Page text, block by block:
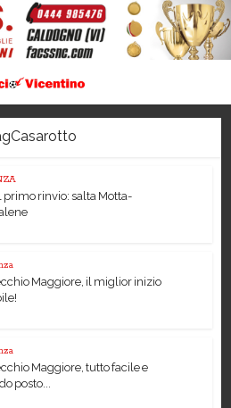
primo rinvio: salta Motta-
Maggiore, il miglior inizio
Maggiore, tutto facile e
posto...